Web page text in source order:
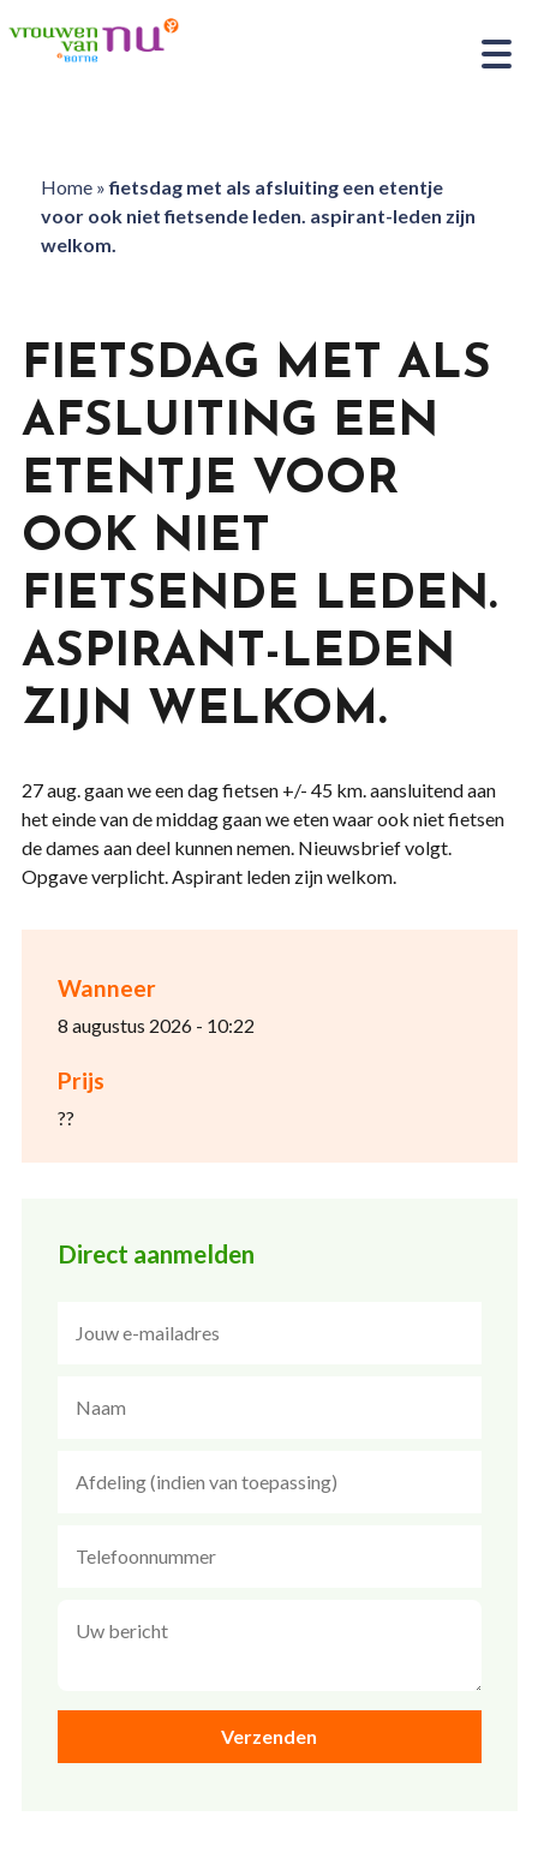
Home»fietsdag met als afsluiting een etentje
voor ook niet fietsende leden. aspirant-leden zijn
welkom.
Wanneer
8 augustus 2026 - 10:22
Prijs
??
Direct aanmelden
FIETSDAG MET ALS
AFSLUITING EEN
ETENTJE VOOR
OOK NIET
FIETSENDE LEDEN.
ASPIRANT-LEDEN
ZIJN WELKOM.
27 aug. gaan we een dag fietsen +/- 45 km. aansluitend aan
het einde van de middag gaan we eten waar ook niet fietsen
de dames aan deel kunnen nemen. Nieuwsbrief volgt.
Opgave verplicht. Aspirant leden zijn welkom.